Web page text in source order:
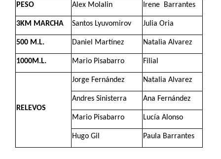
PESO Alex Molalin Irene Barrantes
3KM MARCHA Santos Lyuvomirov Julia Oria
500 M.L. Daniel Martínez Natalia Alvarez
1000M.L. Mario Pisabarro Filial
RELEVOS
Jorge Fernández Natalia Alvarez
Andres Sinisterra Ana Fernández
Mario Pisabarro Lucía Alonso
Hugo Gil Paula Barrantes